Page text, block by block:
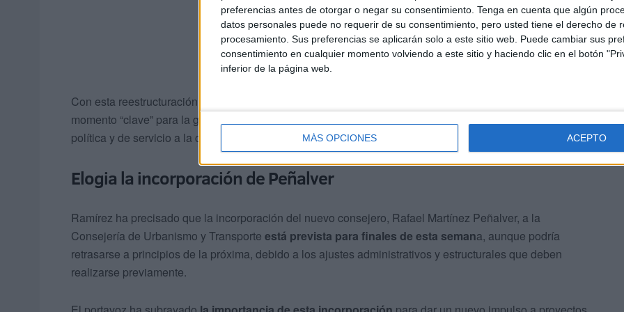
preferencias antes de otorgar o negar su consentimiento. Tenga en cuenta que algún
datos personales puede no requerir de su consentimiento, pero usted tiene el derecho de
procesamiento. Sus preferencias se aplicarán solo a este sitio web. Puede cambiar sus
consentimiento en cualquier momento volviendo a este sitio y haciendo clic en el botón
inferior de la página web.
MÁS OPCIONES ACEPTO
Con esta reestructuración,
momento “clave” para la gestión municipal, reforzando las áreas que concentran gran parte de la acción
política y de servicio a la ciudadanía.
Elogia la incorporación de Peñalver
Ramírez ha precisado que la incorporación del nuevo consejero, Rafael Martínez Peñalver, a la
Consejería de Urbanismo y Transporte está prevista para finales de esta semana, aunque podría
retrasarse a principios de la próxima, debido a los ajustes administrativos y estructurales que deben
realizarse previamente.